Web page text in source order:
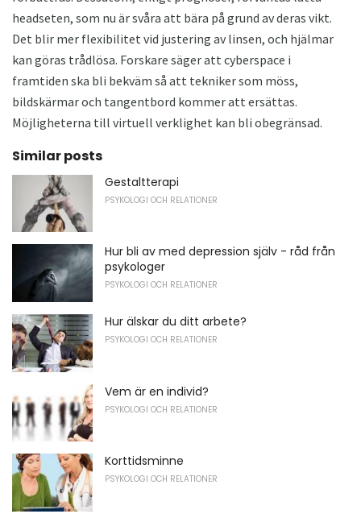
headseten, som nu är svåra att bära på grund av deras vikt.
Det blir mer flexibilitet vid justering av linsen, och hjälmar
kan göras trådlösa. Forskare säger att cyberspace i
framtiden ska bli bekväm så att tekniker som möss,
bildskärmar och tangentbord kommer att ersättas.
Möjligheterna till virtuell verklighet kan bli obegränsad.
Similar posts
Gestaltterapi
PSYKOLOGI OCH RELATIONER
Hur bli av med depression själv - råd från
psykologer
PSYKOLOGI OCH RELATIONER
Hur älskar du ditt arbete?
PSYKOLOGI OCH RELATIONER
Vem är en individ?
PSYKOLOGI OCH RELATIONER
Korttidsminne
PSYKOLOGI OCH RELATIONER